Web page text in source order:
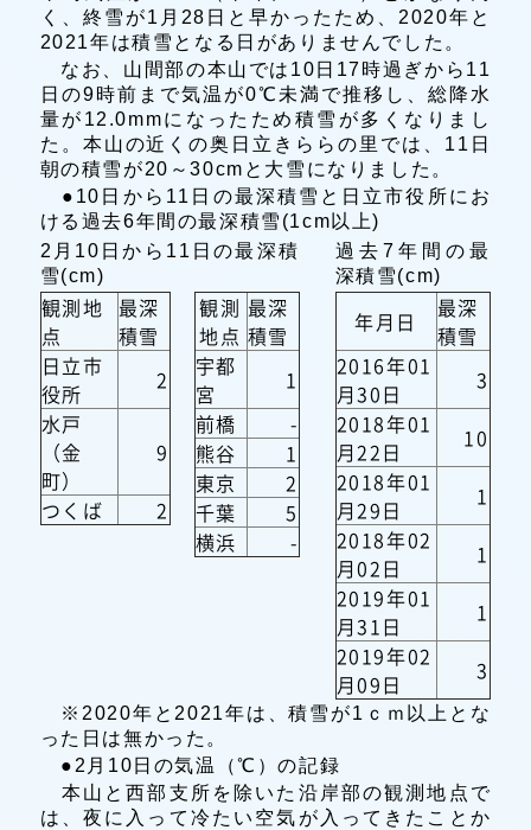
く、終雪が1月28日と早かったため、2020年と
2021年は積雪となる日がありませんでした。
なお、山間部の本山では10日17時過ぎから11
日の9時前まで気温が0℃未満で推移し、総降水
量が12.0mmになったため積雪が多くなりまし
た。本山の近くの奥日立きららの里では、11日
朝の積雪が20～30cmと大雪になりました。
●10日から11日の最深積雪と日立市役所にお
ける過去6年間の最深積雪(1cm以上)
2月10日から11日の最深積
雪(cm)
過去7年間の最
深積雪(cm)
観測地
点
最深
積雪
日立市
役所
2
水戸
（金
町）
9
つくば 2
観測
地点
最深
積雪
宇都
宮
1
前橋
-
熊谷
1
東京
2
千葉
5
横浜
-
年月日
最深
積雪
2016年01
月30日
3
2018年01
月22日
10
2018年01
月29日
1
2018年02
月02日
1
2019年01
月31日
1
2019年02
月09日
3
※2020年と2021年は、積雪が1ｃｍ以上とな
った日は無かった。
●2月10日の気温（℃）の記録
本山と西部支所を除いた沿岸部の観測地点で
は、夜に入って冷たい空気が入ってきたことか